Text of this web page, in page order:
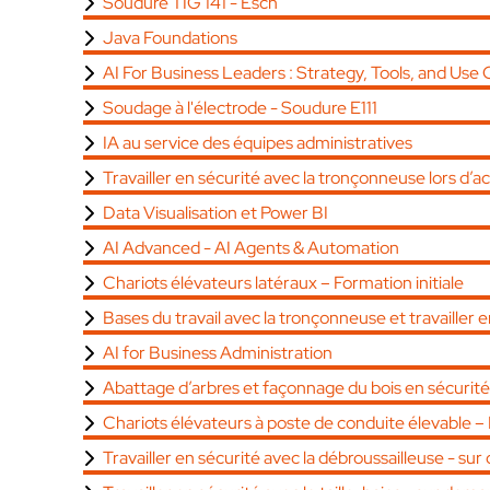
Java Foundations
AI For Business Leaders : Strategy, Tools, and Use
Soudage à l'électrode - Soudure E111
IA au service des équipes administratives
Travailler en sécurité avec la tronçonneuse lors
Data Visualisation et Power BI
AI Advanced - AI Agents & Automation
Chariots élévateurs latéraux – Formation initiale
Bases du travail avec la tronçonneuse et travailler
AI for Business Administration
Abattage d’arbres et façonnage du bois en
Chariots élévateurs à poste de conduite élevable –
Travailler en sécurité avec la débroussailleuse - sur